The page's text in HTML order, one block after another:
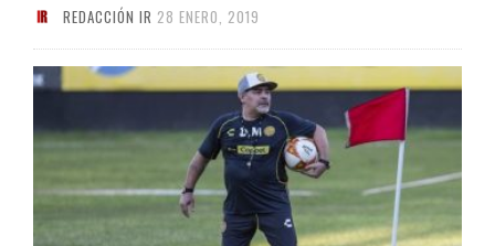
REDACCIÓN IR 28 ENERO, 2019